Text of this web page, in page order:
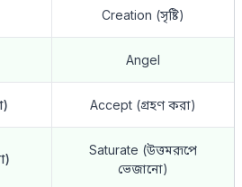
Creation (সৃষ্টি)
Angel
Accept (গ্রহণ করা)
Saturate (উত্তমরূপে
ভেজানো)